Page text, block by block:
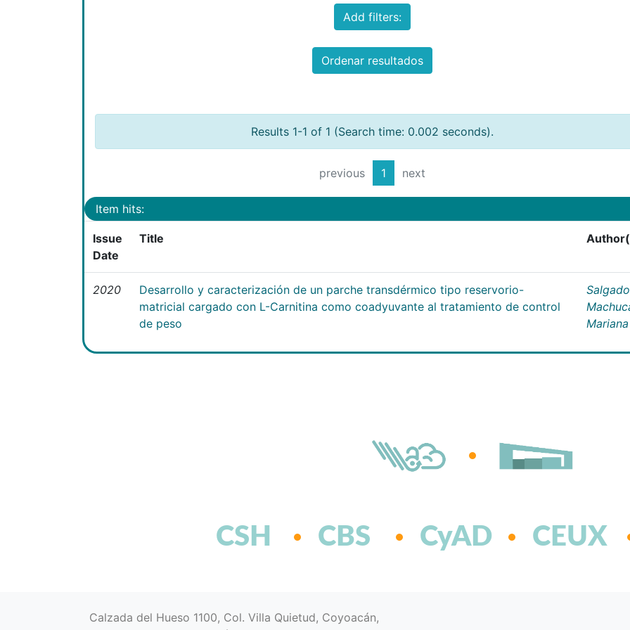
Add filters:
Ordenar resultados
Results 1-1 of 1 (Search time: 0.002 seconds).
previous 1 next
Item hits:
Issue
Date
Title
2020
Desarrollo y caracterización de un parche transdérmico tipo reservorio-
matricial cargado con L-Carnitina como coadyuvante al tratamiento de control
de peso
Salgado
Mariana
CSH CBS CyAD CEUX
Calzada del Hueso 1100, Col. Villa Quietud, Coyoacán,